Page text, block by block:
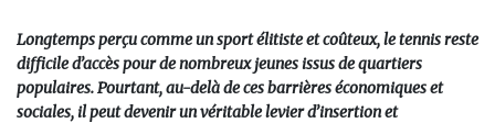
Longtemps perçu comme un sport élitiste et coûteux, le tennis reste
difficile d’accès pour de nombreux jeunes issus de quartiers
populaires. Pourtant, au-delà de ces barrières économiques et
sociales, il peut devenir un véritable levier d’insertion et